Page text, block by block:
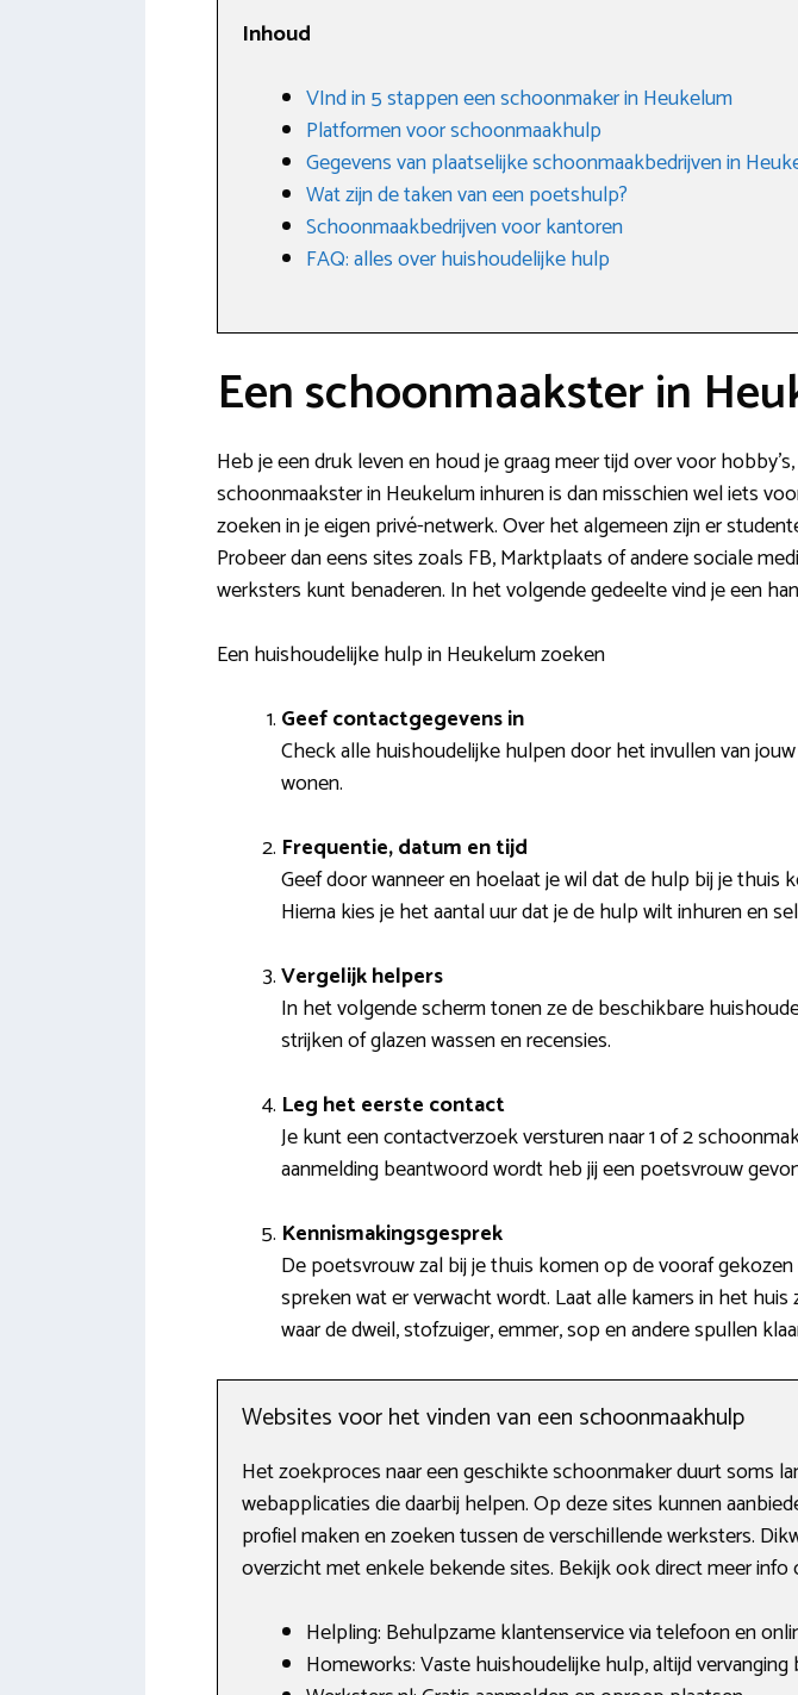
Inhoud
VInd in 5 stappen een schoonmaker in Heukelum
Platformen voor schoonmaakhulp
Gegevens van plaatselijke schoonmaakbedrijven in
Wat zijn de taken van een poetshulp?
Schoonmaakbedrijven voor kantoren
FAQ: alles over huishoudelijke hulp
Een schoonmaakster in
Heb je een druk leven en houd je graag meer tijd over voor
schoonmaakster in Heukelum inhuren is dan misschien wel iets
zoeken in je eigen privé-netwerk. Over het algemeen zijn er
Probeer dan eens sites zoals FB, Marktplaats of andere sociale
werksters kunt benaderen. In het volgende gedeelte vind je een
Een huishoudelijke hulp in Heukelum zoeken
Geef contactgegevens in
Check alle huishoudelijke hulpen door het invullen van
wonen.
Frequentie, datum en tijd
Geef door wanneer en hoelaat je wil dat de hulp bij je
Hierna kies je het aantal uur dat je de hulp wilt inhuren en
Vergelijk helpers
In het volgende scherm tonen ze de beschikbare
strijken of glazen wassen en recensies.
Leg het eerste contact
Je kunt een contactverzoek versturen naar 1 of 2
aanmelding beantwoord wordt heb jij een poetsvrouw
Kennismakingsgesprek
De poetsvrouw zal bij je thuis komen op de vooraf
spreken wat er verwacht wordt. Laat alle kamers in het
waar de dweil, stofzuiger, emmer, sop en andere spullen
Websites voor het vinden van een schoonmaakhulp
Het zoekproces naar een geschikte schoonmaker duurt soms
webapplicaties die daarbij helpen. Op deze sites kunnen
profiel maken en zoeken tussen de verschillende werksters.
overzicht met enkele bekende sites. Bekijk ook direct meer info
Helpling: Behulpzame klantenservice via telefoon en
Homeworks: Vaste huishoudelijke hulp, altijd vervanging